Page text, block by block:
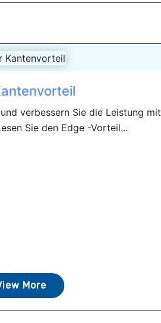
verbessern Sie die Leistung mit
Sie den Edge -Vorteil...
More